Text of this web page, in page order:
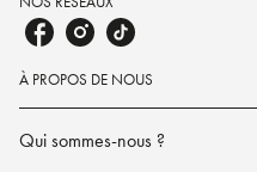
À PROPOS DE NOUS
Qui sommes-nous ?